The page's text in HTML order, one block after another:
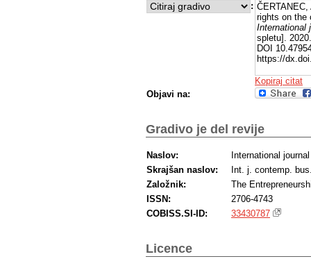
:
rights on the
International
spletu].
DOI
https://
Kopiraj citat
Objavi na:
Gradivo je del revije
Naslov:
International
Skrajšan naslov:
Int. j. contemp.
Založnik:
The
ISSN:
2706-4743
COBISS.SI-ID:
33430787
Licence